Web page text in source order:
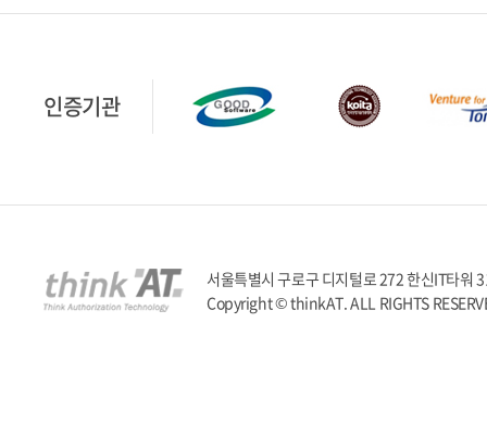
인증기관
서울특별시 구로구 디지털로 272 한신IT타
Copyright © thinkAT. ALL RIGHTS